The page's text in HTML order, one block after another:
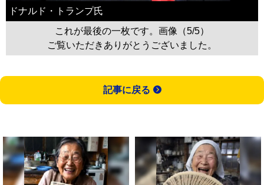
ドナルド・トランプ氏
これが最後の一枚です。画像（5/5）
ご覧いただきありがとうございました。
記事に戻る